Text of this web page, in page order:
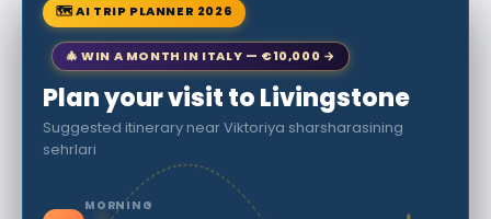
🗺 AI TRIP PLANNER 2026
🎄 WIN A MONTH IN ITALY — €10,000 →
Plan your visit to Livingstone
Suggested itinerary near Viktoriya sharsharasining
sehrlari
MORNING